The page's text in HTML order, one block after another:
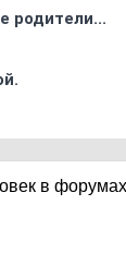
родители...